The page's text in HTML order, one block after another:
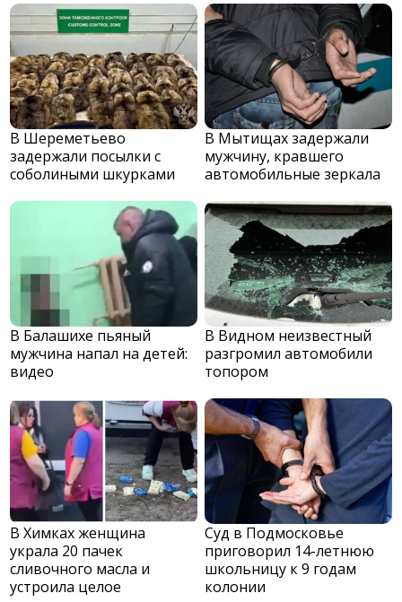
В Шереметьево
задержали посылки с
соболиными шкурками
В Мытищах задержали
мужчину, кравшего
автомобильные зеркала
В Балашихе пьяный
мужчина напал на детей:
видео
В Видном неизвестный
разгромил автомобили
топором
В Химках женщина
украла 20 пачек
сливочного масла и
устроила целое
Суд в Подмосковье
приговорил 14-летнюю
школьницу к 9 годам
колонии